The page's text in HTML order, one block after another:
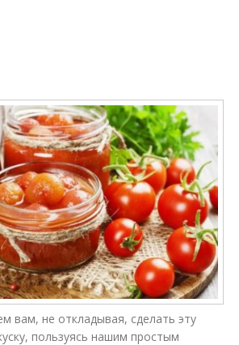
вам, не откладывая, сделать эту
пользуясь нашим простым